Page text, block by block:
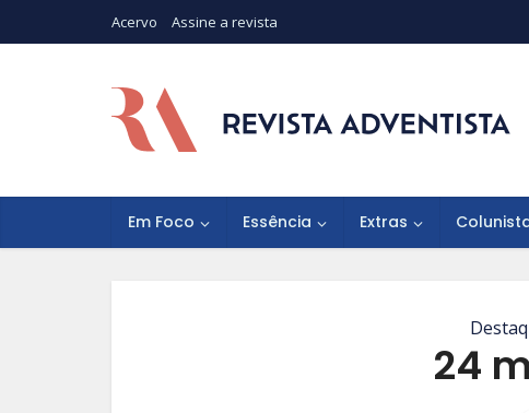
Acervo Assine a revista
Em Foco Essência Extras
24